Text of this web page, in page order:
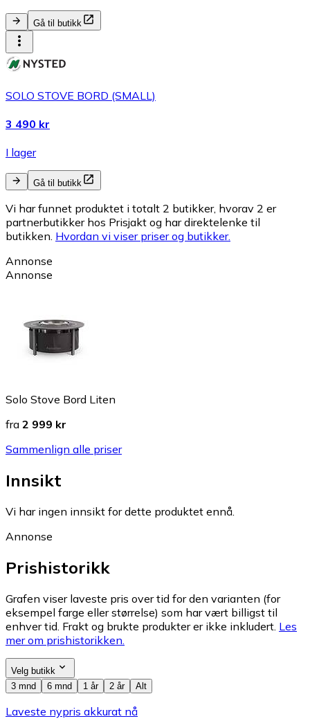
Gå til butikk
SOLO STOVE BORD (SMALL)
3 490 kr
I lager
Gå til butikk
Vi har funnet produktet i totalt 2 butikker, hvorav 2 er
partnerbutikker hos Prisjakt og har direktelenke til
butikken. Hvordan vi viser priser og butikker.
Annonse
Annonse
Solo Stove Bord Liten
fra 2 999 kr
Sammenlign alle priser
Innsikt
Vi har ingen innsikt for dette produktet ennå.
Annonse
Prishistorikk
Grafen viser laveste pris over tid for den varianten (for
eksempel farge eller størrelse) som har vært billigst til
enhver tid. Frakt og brukte produkter er ikke inkludert. Les
mer om prishistorikken.
Velg butikk
3 mnd
6 mnd 1 år 2 år Alt
Laveste nypris akkurat nå